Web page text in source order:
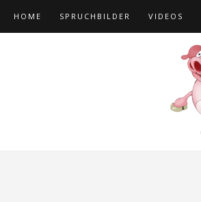
HOME SPRUCHBILDER VIDEOS